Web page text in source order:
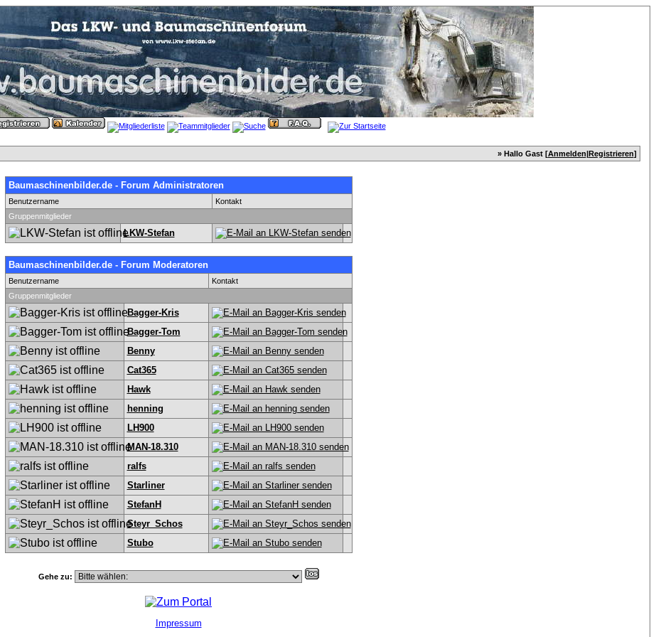
» Hallo Gast [Anmelden|Registrieren]
Baumaschinenbilder.de - Forum Administratoren
Benutzername
Kontakt
Gruppenmitglieder
LKW-Stefan
Baumaschinenbilder.de - Forum Moderatoren
Benutzername
Kontakt
Gruppenmitglieder
Bagger-Kris
Bagger-Tom
Benny
Cat365
Hawk
henning
LH900
MAN-18.310
ralfs
Starliner
StefanH
Steyr_Schos
Stubo
Gehe zu:
Impressum